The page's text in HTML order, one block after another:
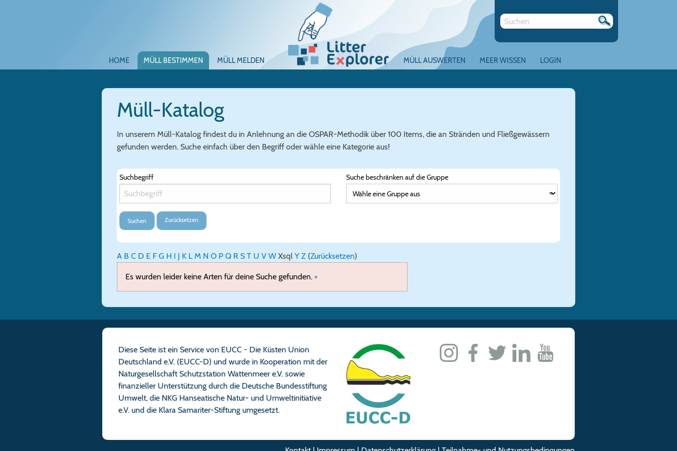
HOME MÜLL BESTIMMEN MÜLL MELDEN MÜLL AUSWERTEN MEER WISSEN LOGIN
Müll-Katalog
In unserem Müll-Katalog findest du in Anlehnung an die OSPAR-Methodik über 100 Items, die an Stränden und Fließgewässern
gefunden werden. Suche einfach über den Begriff oder wähle eine Kategorie aus!
Suchbegriff Suche beschränken auf die Gruppe
Suchen Zurücksetzen
A B C D E F G H I J K L M N O P Q R S T U V W Xsql Y Z (Zurücksetzen)
Es wurden leider keine Arten für deine Suche gefunden. ×
Diese Seite ist ein Service von EUCC - Die Küsten Union
Deutschland e.V. (EUCC-D) und wurde in Kooperation mit der
Naturgesellschaft Schutzstation Wattenmeer e.V. sowie
finanzieller Unterstützung durch die Deutsche Bundesstiftung
Umwelt, die NKG Hanseatische Natur- und Umweltinitiative
e.V. und die Klara Samariter-Stiftung umgesetzt.